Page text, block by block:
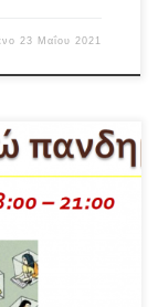
23 Μαΐου 2021